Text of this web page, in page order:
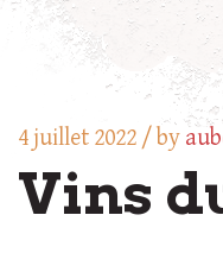
4 juillet 2022 / by
Vins